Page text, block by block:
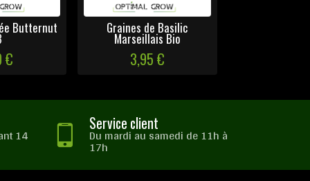
Butternut
€
Graines de Basilic
Marseillais Bio
3,95 €
14
Service client
Du mardi au samedi de 11h à
17h